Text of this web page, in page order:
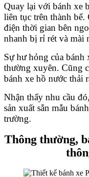
Quay lại với bánh xe
liên tục trên thành bể.
điện thời gian bên
nhanh bị rỉ rét và mài
Sự hư hỏng của
thường xuyên. Cũng
bánh xe hồ nước thải
Nhận thấy nhu cầu
sản xuất sẵn mẫu
trường.
Thông thường,